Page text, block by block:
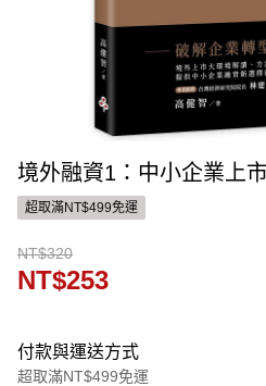
境外融資1：中小企業上
超取滿NT$499免運
NT$320
NT$253
付款與運送方式
超取滿NT$499免運